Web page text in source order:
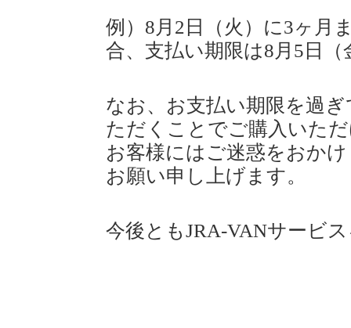
例）8月2日（火）に3ヶ月
合、支払い期限は8月5日
なお、お支払い期限を過
ただくことでご購入いた
お客様にはご迷惑をおか
お願い申し上げます。
今後ともJRA-VANサービ